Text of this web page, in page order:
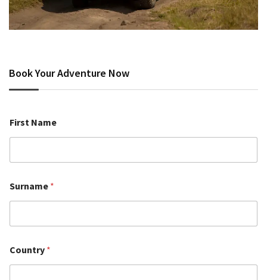
Book Your Adventure Now
First Name
Surname *
Country *